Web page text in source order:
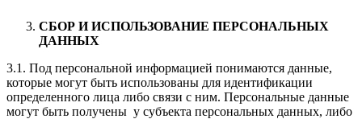
СБОР И ИСПОЛЬЗОВАНИЕ ПЕРСОНАЛЬНЫХ
ДАННЫХ
3.1. Под персональной информацией понимаются данные,
которые могут быть использованы для идентификации
определенного лица либо связи с ним. Персональные данные
могут быть получены у субъекта персональных данных, либо